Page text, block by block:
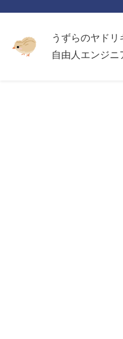
うずらのヤド
自由人エンジニ